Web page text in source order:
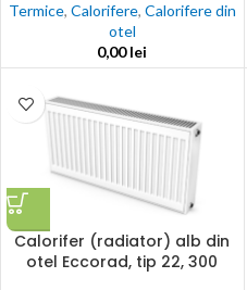
incluse
Termice, Calorifere, Calorifere din
otel
0,00lei
Calorifer (radiator) alb din
otel Eccorad, tip 22, 300